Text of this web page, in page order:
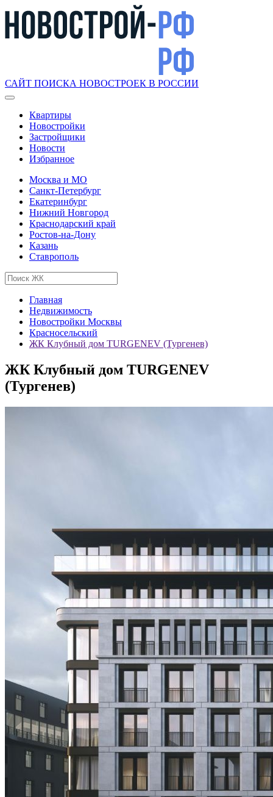
САЙТ ПОИСКА НОВОСТРОЕК В РОССИИ
Квартиры
Новостройки
Застройщики
Новости
Избранное
Москва и МО
Санкт-Петербург
Екатеринбург
Нижний Новгород
Краснодарский край
Ростов-на-Дону
Казань
Ставрополь
Главная
Недвижимость
Новостройки Москвы
Красносельский
ЖК Клубный дом TURGENEV (Тургенев)
ЖК Клубный дом TURGENEV
(Тургенев)